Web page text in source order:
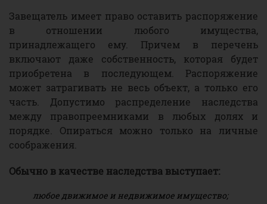
Завещатель имеет право оставить распоряжение
в отношении любого имущества,
принадлежащего ему. Причем в перечень
включают даже собственность, которая будет
приобретена в последующем. Распоряжение
может затрагивать не весь объект, а только его
часть. Допустимо распределение наследства
между правопреемниками в любых долях и
порядке. Опираться можно только на личные
соображения.
Обычно в качестве наследства выступает:
любое движимое и недвижимое имущество;